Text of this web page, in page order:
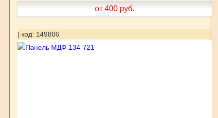
от 400 руб.
| код: 149806